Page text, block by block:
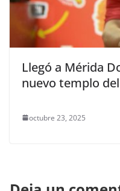
Llegó a Mérida
nuevo templo
octubre 23, 2025